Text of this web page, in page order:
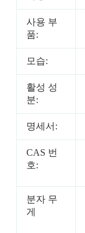
사용 부
품:
모습:
활성 성
분:
명세서:
CAS 번
호:
분자 무
게